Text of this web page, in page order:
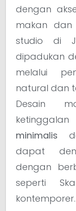
dengan
makan
studio di
dipadukan
melalui
natural dan
Desain
minimalis
dapat
dengan
seperti
kontemporer.